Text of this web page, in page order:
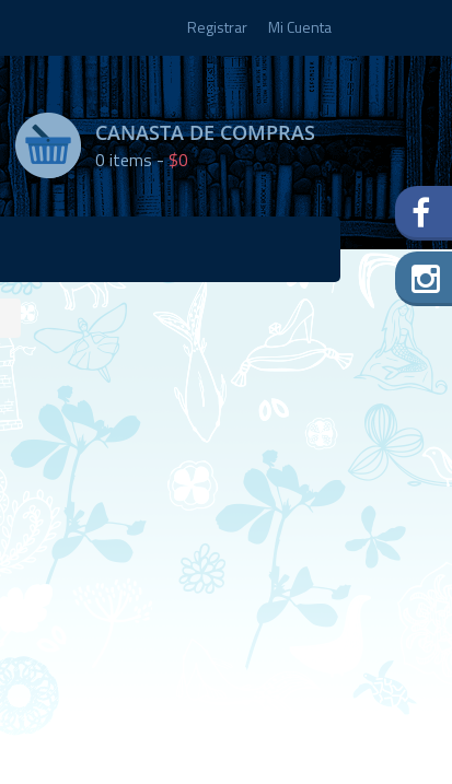
Registrar Mi Cuenta
CANASTA DE COMPRAS
0items -$0
Disponibilidad:
stock